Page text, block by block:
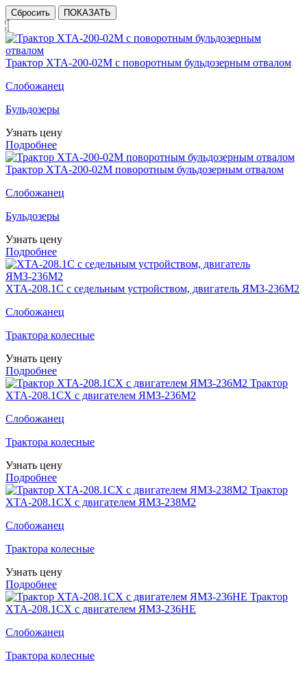
Сбросить ПОКАЗАТЬ
Трактор ХТА-200-02М с поворотным бульдозерным отвалом
Слобожанец
Бульдозеры
Узнать цену
Подробнее
Трактор ХТА-200-02М поворотным бульдозерным отвалом
Слобожанец
Бульдозеры
Узнать цену
Подробнее
ХТА-208.1С с седельным устройством, двигатель ЯМЗ-236М2
Слобожанец
Трактора колесные
Узнать цену
Подробнее
Трактор
ХТА-208.1СХ с двигателем ЯМЗ-236М2
Слобожанец
Трактора колесные
Узнать цену
Подробнее
Трактор
ХТА-208.1СХ с двигателем ЯМЗ-238М2
Слобожанец
Трактора колесные
Узнать цену
Подробнее
Трактор
ХТА-208.1СХ с двигателем ЯМЗ-236НЕ
Слобожанец
Трактора колесные